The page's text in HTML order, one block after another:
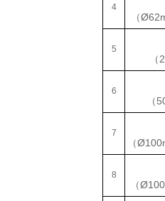
4
（
5
6
（
7
（
8
（